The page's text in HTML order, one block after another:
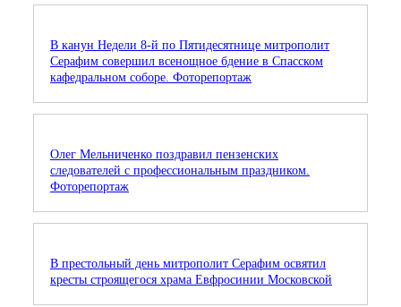
В канун Недели 8-й по Пятидесятнице митрополит
Серафим совершил всенощное бдение в Спасском
кафедральном соборе. Фоторепортаж
Олег Мельниченко поздравил пензенских
следователей с профессиональным праздником.
Фоторепортаж
В престольный день митрополит Серафим освятил
кресты строящегося храма Евфросинии Московской